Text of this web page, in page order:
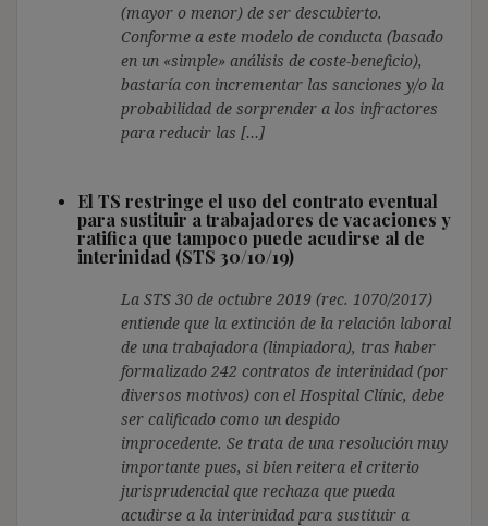
(mayor o menor) de ser descubierto.
Conforme a este modelo de conducta (basado
en un «simple» análisis de coste-beneficio),
bastaría con incrementar las sanciones y/o la
probabilidad de sorprender a los infractores
para reducir las […]
El TS restringe el uso del contrato eventual
para sustituir a trabajadores de vacaciones y
ratifica que tampoco puede acudirse al de
interinidad (STS 30/10/19)
La STS 30 de octubre 2019 (rec. 1070/2017)
entiende que la extinción de la relación laboral
de una trabajadora (limpiadora), tras haber
formalizado 242 contratos de interinidad (por
diversos motivos) con el Hospital Clínic, debe
ser calificado como un despido
improcedente. Se trata de una resolución muy
importante pues, si bien reitera el criterio
jurisprudencial que rechaza que pueda
acudirse a la interinidad para sustituir a